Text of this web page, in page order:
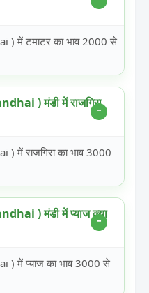
) में टमाटर का भाव 2000 से
) मंडी में राजगिरा
में राजगिरा का भाव 3000
) मंडी में प्याज क्या
में प्याज का भाव 3000 से